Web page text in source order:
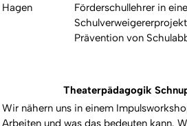
Hagen
Förderschullehrer in
Prävention von
Theaterpädagogik
Wir nähern uns in einem
Arbeiten und was das bedeuten kann.